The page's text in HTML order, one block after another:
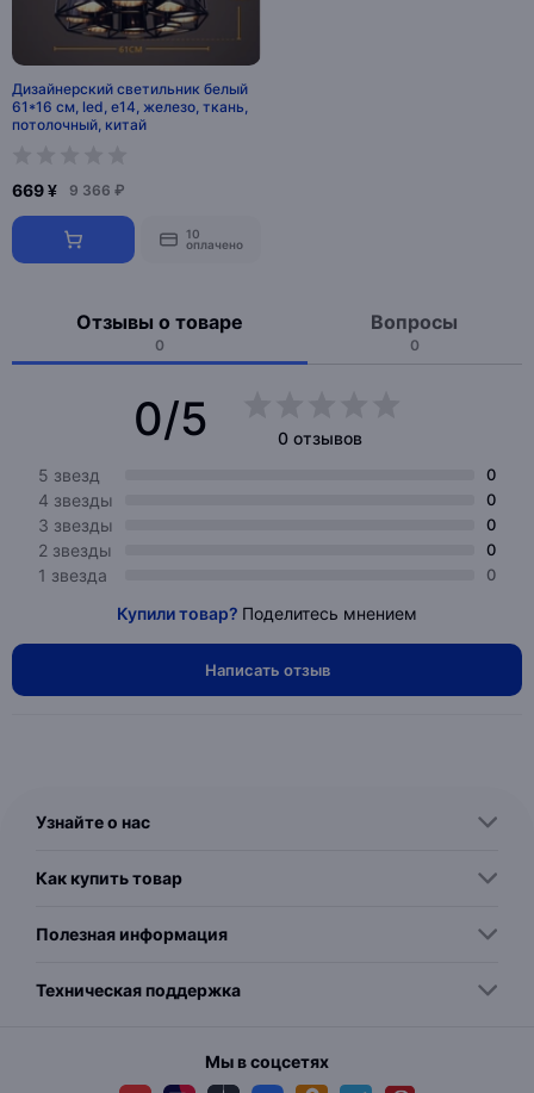
Дизайнерский светильник белый
61*16 см, led, e14, железо, ткань,
потолочный, китай
669 ¥ 9 366 ₽
10
оплачено
Отзывы о товаре
0
Вопросы
0
0/5
0 отзывов
5 звезд
0
4 звезды 0
3 звезды 0
2 звезды 0
1 звезда 0
Купили товар? Поделитесь мнением
Написать отзыв
Узнайте о нас
Как купить товар
Полезная информация
Техническая поддержка
Мы в соцсетях